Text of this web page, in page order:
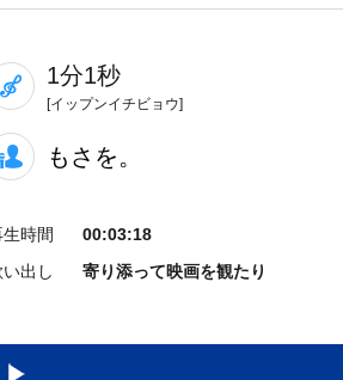
1分1秒
[イップンイチビョウ]
もさを。
時間
00:03:18
出し
寄り添って映画を観たり